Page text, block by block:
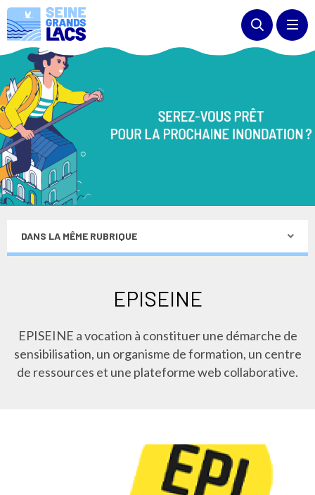
DANS LA MÊME RUBRIQUE
EPISEINE
EPISEINE a vocation à constituer une démarche de
sensibilisation, un organisme de formation, un centre
de ressources et une plateforme web collaborative.